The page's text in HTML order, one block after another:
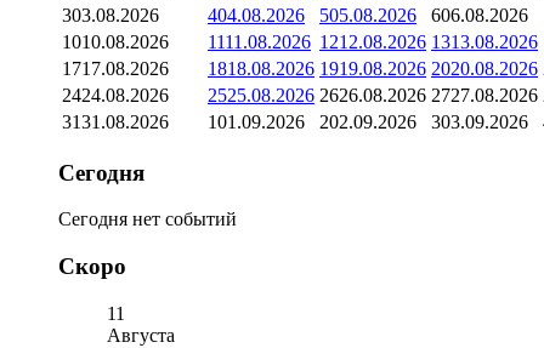
303.08.2026 404.08.2026 505.08.2026 606.08.2026
1010.08.2026 1111.08.2026 1212.08.2026 1313.08.2026
1717.08.2026 1818.08.2026 1919.08.2026 2020.08.2026
2424.08.2026 2525.08.2026 2626.08.2026 2727.08.2026
3131.08.2026 101.09.2026 202.09.2026 303.09.2026
Сегодня
Сегодня нет событий
Скоро
11
Августа